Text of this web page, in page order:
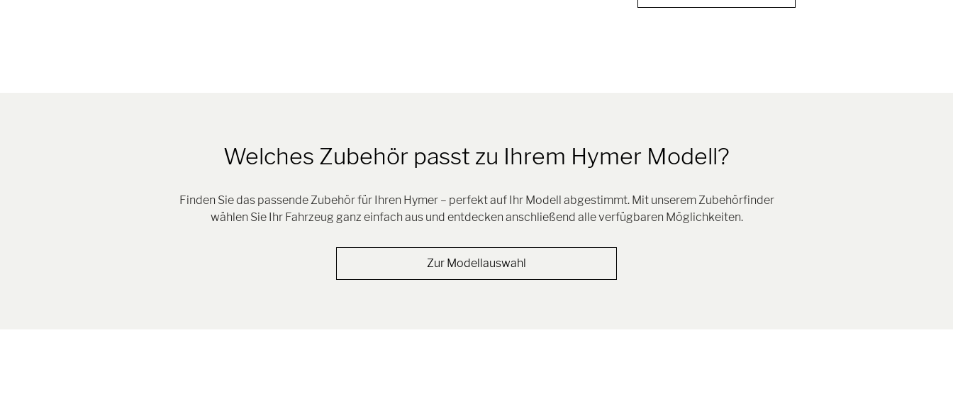
Welches Zubehör passt zu Ihrem Hymer Modell?
Finden Sie das passende Zubehör für Ihren Hymer – perfekt auf Ihr Modell abgestimmt. Mit unserem Zubehörfinder
wählen Sie Ihr Fahrzeug ganz einfach aus und entdecken anschließend alle verfügbaren Möglichkeiten.
Zur Modellauswahl